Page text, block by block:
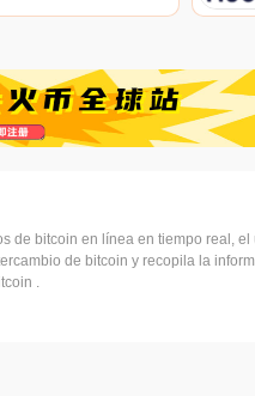
de bitcoin en línea en tiempo real,
de bitcoin y recopila la
.